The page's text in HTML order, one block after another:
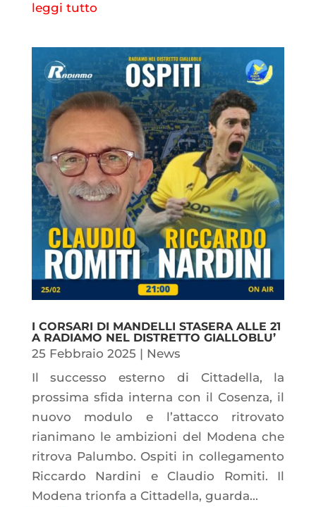
leggi tutto
I CORSARI DI MANDELLI STASERA ALLE 21
A RADIAMO NEL DISTRETTO GIALLOBLU’
25 Febbraio 2025 | News
Il successo esterno di Cittadella, la
prossima sfida interna con il Cosenza, il
nuovo modulo e l’attacco ritrovato
rianimano le ambizioni del Modena che
ritrova Palumbo. Ospiti in collegamento
Riccardo Nardini e Claudio Romiti. Il
Modena trionfa a Cittadella, guarda...